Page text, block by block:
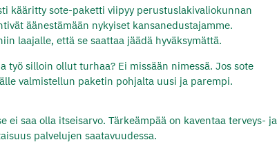
kääritty sote-paketti viipyy perustuslakivaliokunnan
äänestämään nykyiset kansanedustajamme.
laajalle, että se saattaa jäädä hyväksymättä.
työ silloin ollut turhaa? Ei missään nimessä. Jos sote
valmistellun paketin pohjalta uusi ja parempi.
saa olla itseisarvo. Tärkeämpää on kaventaa terveys- ja
palvelujen saatavuudessa.